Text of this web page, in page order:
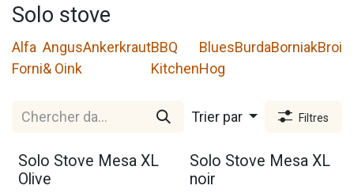
Solo stove
Alfa
Forni
Angus
& Oink
AnkerkrautBBQ
Kitchen
Blues
Hog
BurdaBorniak
Trier par Filtres
Solo Stove Mesa XL
Olive
Solo Stove Mesa XL
noir